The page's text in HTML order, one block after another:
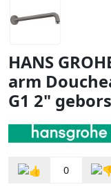
HANS
arm
G1 2"
0